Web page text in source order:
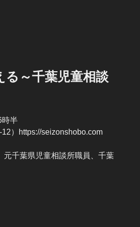
～千葉児童相談
半
）https://seizonshobo.com
千葉県児童相談所職員、千葉